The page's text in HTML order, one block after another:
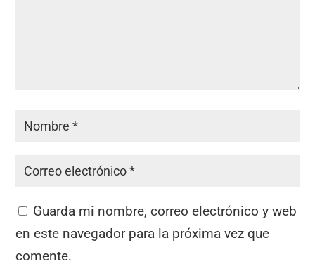
Guarda mi nombre, correo electrónico y web
en este navegador para la próxima vez que
comente.